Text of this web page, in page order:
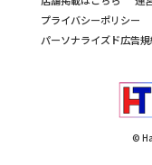
プライバシーポリシー
パーソナライズド広告
©